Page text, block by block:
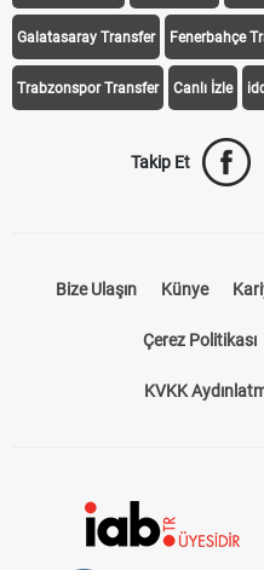
Galatasaray Transfer Fenerbahçe
Trabzonspor Transfer Canlı İzle
Takip Et
Bize Ulaşın Künye
Çerez Politikası
KVKK